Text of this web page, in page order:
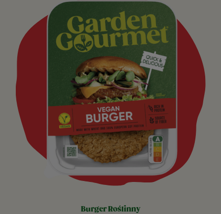
burger roślinny